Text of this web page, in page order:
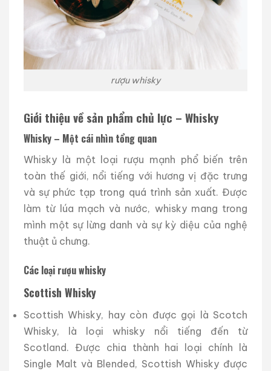
rượu whisky
Giới thiệu về sản phẩm chủ lực – Whisky
Whisky – Một cái nhìn tổng quan
Whisky là một loại rượu mạnh phổ biến trên
toàn thế giới, nổi tiếng với hương vị đặc trưng
và sự phức tạp trong quá trình sản xuất. Được
làm từ lúa mạch và nước, whisky mang trong
mình một sự lừng danh và sự kỳ diệu của nghệ
thuật ủ chưng.
Các loại rượu whisky
Scottish Whisky
Scottish Whisky, hay còn được gọi là Scotch
Whisky, là loại whisky nổi tiếng đến từ
Scotland. Được chia thành hai loại chính là
Single Malt và Blended, Scottish Whisky được